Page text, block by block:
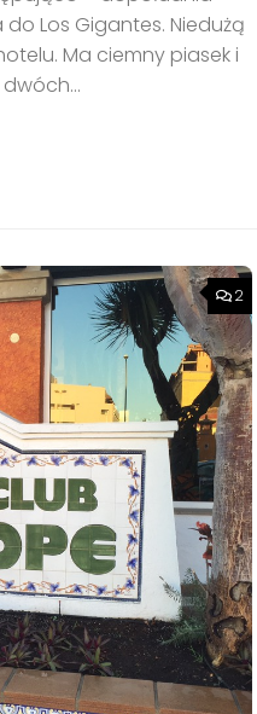
Los Gigantes. Niedużą
Ma ciemny piasek i
2